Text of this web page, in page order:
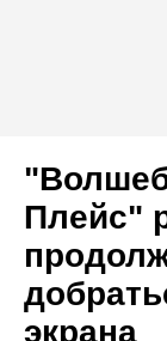
Плейс"
экрана